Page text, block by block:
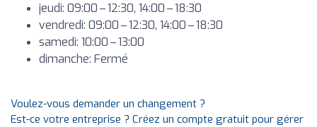
jeudi: 09:00 – 12:30, 14:00 – 18:30
vendredi: 09:00 – 12:30, 14:00 – 18:30
samedi: 10:00 – 13:00
dimanche: Fermé
Voulez-vous demander un changement ?
Est-ce votre entreprise ? Créez un compte gratuit pour gérer